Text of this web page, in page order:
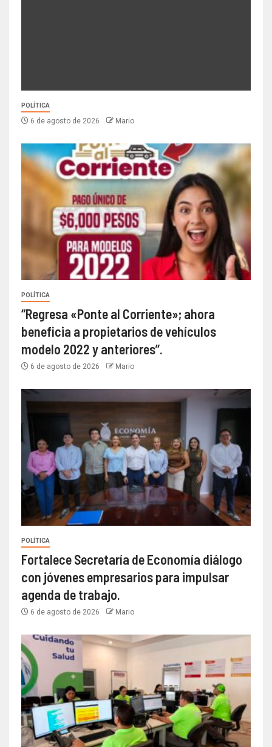
POLÍTICA
6 de agosto de 2026 Mario
POLÍTICA
“Regresa «Ponte al Corriente»; ahora
beneficia a propietarios de vehículos
modelo 2022 y anteriores”.
6 de agosto de 2026 Mario
POLÍTICA
Fortalece Secretaría de Economía diálogo
con jóvenes empresarios para impulsar
agenda de trabajo.
6 de agosto de 2026 Mario